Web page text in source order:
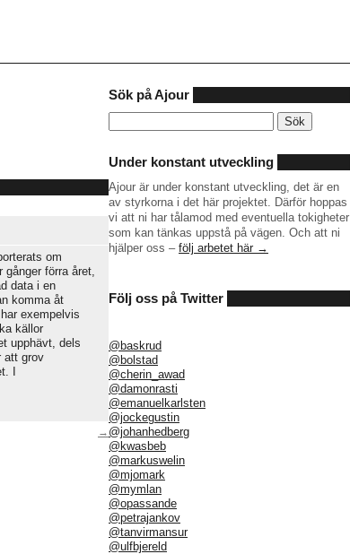
om
förra året,
data i en
komma åt
exempelvis
källor
upphävt, dels
att grov
I
→
Sök på Ajour
efter:
Under konstant utveckling
Ajour är under konstant utveckling, det är en
av styrkorna i det här projektet. Därför hoppas
vi att ni har tålamod med eventuella tokigheter
som kan tänkas uppstå på vägen. Och att ni
hjälper oss – följ arbetet här →
Följ oss på Twitter
@baskrud
@bolstad
@cherin_awad
@damonrasti
@emanuelkarlsten
@jockegustin
@johanhedberg
@kwasbeb
@markuswelin
@mjomark
@mymlan
@opassande
@petrajankov
@tanvirmansur
@ulfbjereld